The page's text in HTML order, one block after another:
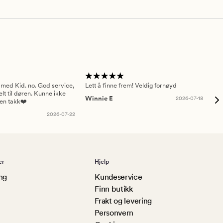
Kid. no. God service,
til døren. Kunne ikke
takk❤️
2026-07-22
Lett å finne frem! Veldig fornøyd
Winnie E
2026-07-18
Hjelp
Kundeservice
Finn butikk
Frakt og levering
Personvern